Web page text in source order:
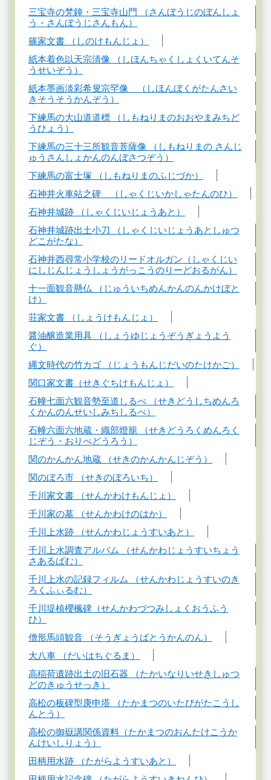
三宝寺の梵鐘・三宝寺山門 （さんぼうじのぼんしょ
う・さんぼうじさんもん）
篠家文書 （しのけもんじょ）
紙本着色以天宗清像 （しほんちゃくしょくいてんそ
うせいぞう）
紙本墨画淡彩希叟宗罕像 （しほんぼくがたんさい
きそうそうかんぞう）
下練馬の大山道道標 （しもねりまのおおやまみちど
うひょう）
下練馬の三十三所観音菩薩像 （しもねりまの さんじ
ゅうさんしょかんのんぼさつぞう）
下練馬の富士塚 （しもねりまのふじづか）
石神井火車站之碑 （しゃくじいかしゃたんのひ）
石神井城跡 （しゃくじいじょうあと）
石神井城跡出土小刀 （しゃくじいじょうあとしゅつ
どこがたな）
石神井西尋常小学校のリードオルガン（しゃくじい
にしじんじょうしょうがっこうのりーどおるがん）
十一面観音懸仏 （じゅういちめんかんのんかけぼと
け）
荘家文書 （しょうけもんじょ）
醤油醸造業用具 （しょうゆじょうぞうぎょうよう
ぐ）
縄文時代の竹カゴ （じょうもんじだいのたけかご）
関口家文書（せきぐちけもんじょ）
石幢七面六観音勢至道しるべ （せきどうしちめんろ
くかんのんせいしみちしるべ）
石幢六面六地蔵・織部燈籠 （せきどうろくめんろく
じぞう・おりべどうろう）
関のかんかん地蔵 （せきのかんかんじぞう）
関のぼろ市 （せきのぼろいち）
千川家文書 （せんかわけもんじょ）
千川家の墓 （せんかわけのはか）
千川上水跡 （せんかわじょうすいあと）
千川上水調査アルバム （せんかわじょうすいちょう
さあるばむ）
千川上水の記録フィルム （せんかわじょうすいのき
ろくふぃるむ）
千川堤植櫻楓碑（せんかわづつみしょくおうふう
ひ）
僧形馬頭観音 （そうぎょうばとうかんのん）
大八車 （だいはちぐるま）
高稲荷遺跡出土の旧石器 （たかいなりいせきしゅつ
どのきゅうせっき）
高松の板碑型庚申塔 （たかまつのいたびがたこうし
んとう）
高松の御嶽講関係資料（たかまつのおんたけこうか
んけいしりょう）
田柄用水跡 （たがらようすいあと）